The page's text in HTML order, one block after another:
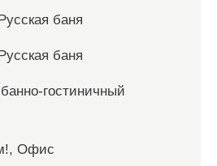
баня
баня
гостиничный
Офис